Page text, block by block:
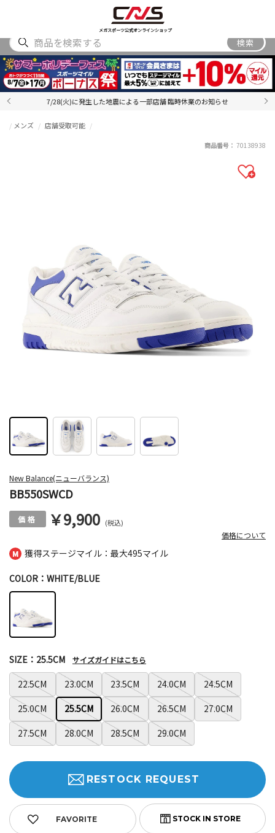
メガスポーツ公式オンラインショップ
ACCESSORY
検索
7/28(火)に発生した地震による一部店舗 臨時休業のお知らせ
獲得ステージマイル：最大495マイル
New Balance(ニューバランス)
BB550SWCD
メンズ 店舗受取可能
￥9,900 (税込)
価格について
商品番号： 70138938
COLOR：WHITE/BLUE
22.5CM 23.0CM 23.5CM 24.0CM
24.5CM
25.0CM
25.5CM 26.0CM 26.5CM
27.0CM
27.5CM
28.0CM 28.5CM 29.0CM
SIZE：25.5CM サイズガイドはこちら
FAVORITE
RESTOCK REQUEST